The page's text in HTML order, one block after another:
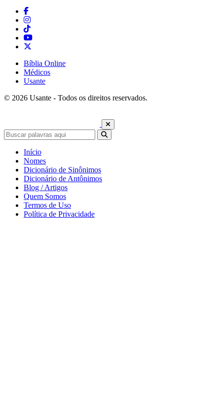
Bíblia Online
Médicos
Usante
© 2026 Usante - Todos os direitos reservados.
Início
Nomes
Dicionário de Sinônimos
Dicionário de Antônimos
Blog / Artigos
Quem Somos
Termos de Uso
Política de Privacidade